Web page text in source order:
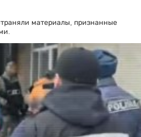
материалы, признанные